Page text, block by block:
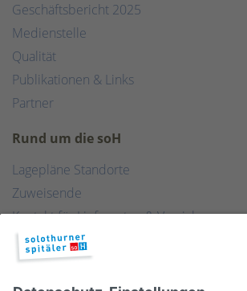
Geschäftsbericht 2025
Medienstelle
Qualität
Publikationen & Links
Partner
Rund um die soH
Lagepläne Standorte
Zuweisende
Kontakt für Lieferanten & Versicherungen
Zentralwäscherei
HEBSORG
Spital Club